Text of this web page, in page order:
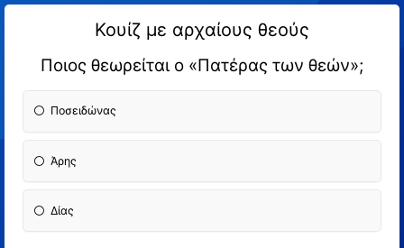
Κουίζ με αρχαίους θεούς
Ποιος θεωρείται ο «Πατέρας των θεών»;
Ποσειδώνας
Άρης
Δίας